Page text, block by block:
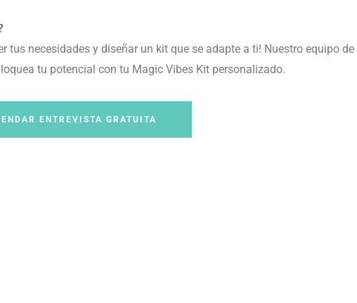
necesidades y diseñar un kit que se adapte a ti! Nuestro equipo
tu potencial con tu Magic Vibes Kit personalizado.
ENTREVISTA GRATUITA